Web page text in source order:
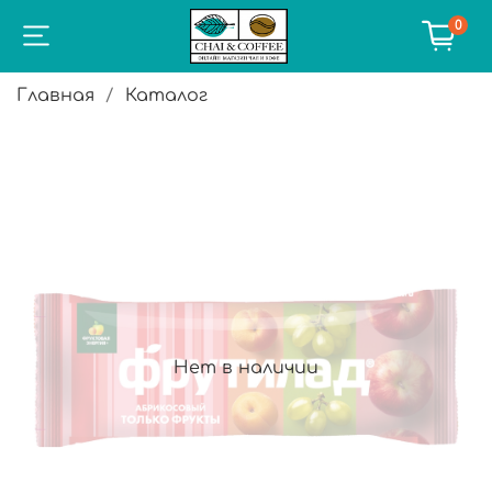
0
Главная Каталог
Нет в наличии